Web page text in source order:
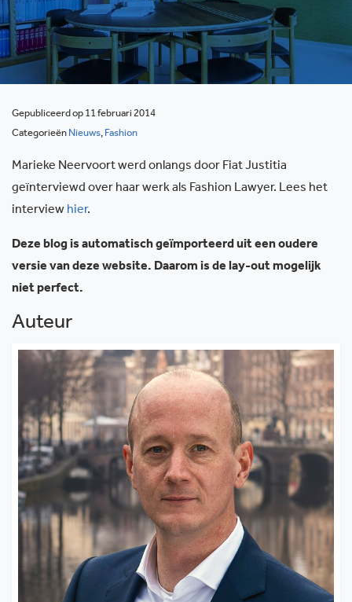
Gepubliceerd op 11 februari 2014
Categorieën Nieuws, Fashion
Marieke Neervoort werd onlangs door Fiat Justitia
geïnterviewd over haar werk als Fashion Lawyer. Lees het
interview hier.
Deze blog is automatisch geïmporteerd uit een oudere
versie van deze website. Daarom is de lay-out mogelijk
niet perfect.
Auteur